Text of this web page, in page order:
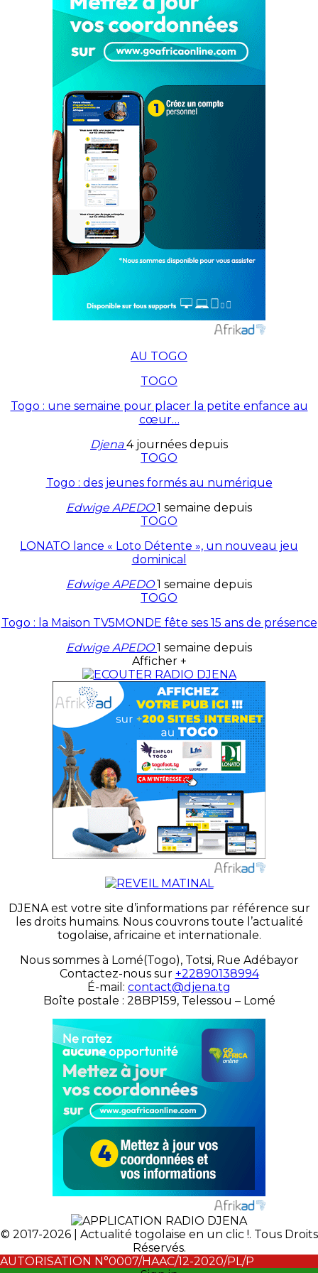
AU TOGO
TOGO
Togo : une semaine pour placer la petite enfance au
cœur…
Djena4 journées depuis
TOGO
Togo : des jeunes formés au numérique
Edwige APEDO1 semaine depuis
TOGO
LONATO lance « Loto Détente », un nouveau jeu
dominical
Edwige APEDO1 semaine depuis
TOGO
Togo : la Maison TV5MONDE fête ses 15 ans de présence
Edwige APEDO1 semaine depuis
Afficher +
DJENA est votre site d’informations par référence sur
les droits humains. Nous couvrons toute l’actualité
togolaise, africaine et internationale.
Nous sommes à Lomé(Togo), Totsi, Rue Adébayor
Contactez-nous sur +22890138994
É-mail: contact@djena.tg
Boîte postale : 28BP159, Telessou – Lomé
© 2017-2026 | Actualité togolaise en un clic !. Tous Droits
Réservés.
AUTORISATION N°0007/HAAC/12-2020/PL/P